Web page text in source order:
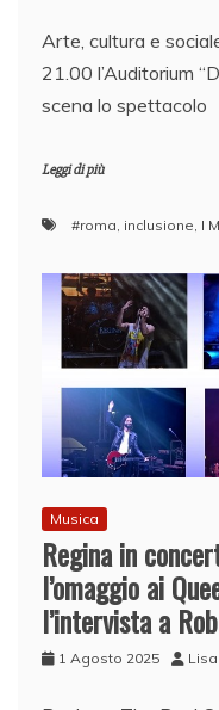
Arte, cultura e
21.00 l’Auditorium
scena lo spettacolo
Leggi di più
#roma inclusione I
Musica
Regina in
l’omaggio ai
l’intervista a
1 Agosto 2025